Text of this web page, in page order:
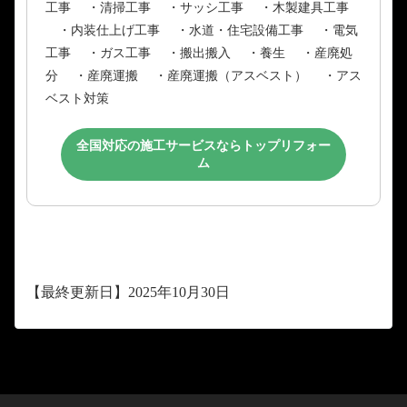
工事 ・清掃工事 ・サッシ工事 ・木製建具工事
・内装仕上げ工事 ・水道・住宅設備工事 ・電気
工事 ・ガス工事 ・搬出搬入 ・養生 ・産廃処
分 ・産廃運搬 ・産廃運搬（アスベスト） ・アス
ベスト対策
全国対応の施工サービスならトップリフォー
ム
【最終更新日】2025年10月30日